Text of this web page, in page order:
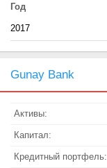
Год
Gunay Bank
Активы:
Капитал:
Кредитный портфель: